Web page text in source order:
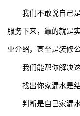
我们不敢说自己是
服务下来，靠的就是
业介绍，甚至是装修
我们能帮你解决这
找出你家漏水是结
判断是自己家漏水